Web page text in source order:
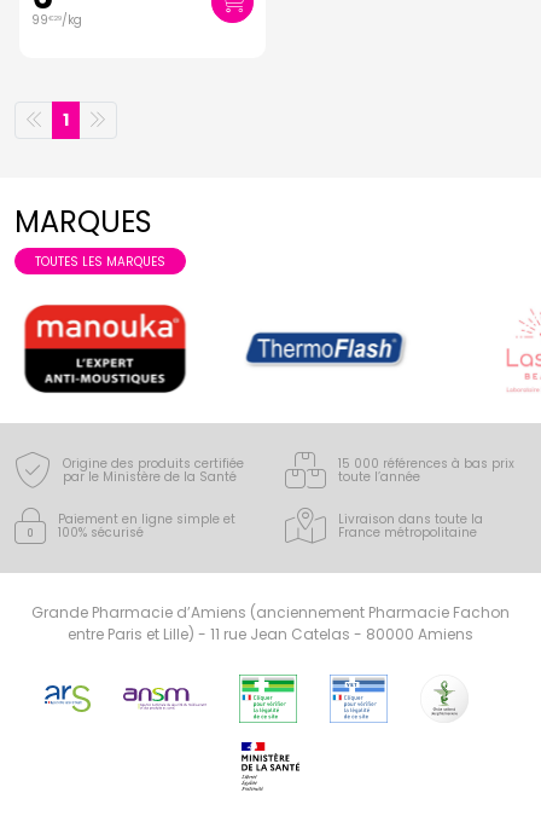
99€29/kg
1
MARQUES
TOUTES LES MARQUES
Origine des produits certifiée
par le Ministère de la Santé
15 000 références à bas prix
toute l’année
Paiement en ligne simple et
100% sécurisé
Livraison dans toute la
France métropolitaine
Grande Pharmacie d’Amiens (anciennement Pharmacie Fachon
entre Paris et Lille) - 11 rue Jean Catelas - 80000 Amiens